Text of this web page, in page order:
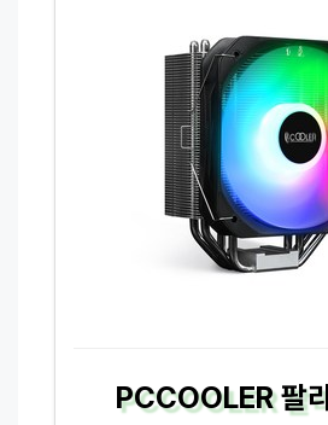
PCCOOLER 팔